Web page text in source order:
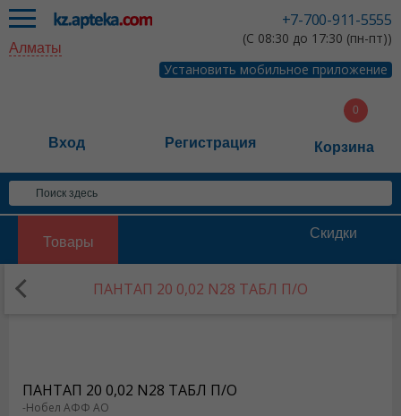
+7-700-911-5555
(С 08:30 до 17:30 (пн-пт))
Установить мобильное приложение
Алматы
Вход Регистрация Корзина
Товары
Скидки
ПАНТАП 20 0,02 N28 ТАБЛ П/О
ПАНТАП 20 0,02 N28 ТАБЛ П/О
-Нобел АФФ АО